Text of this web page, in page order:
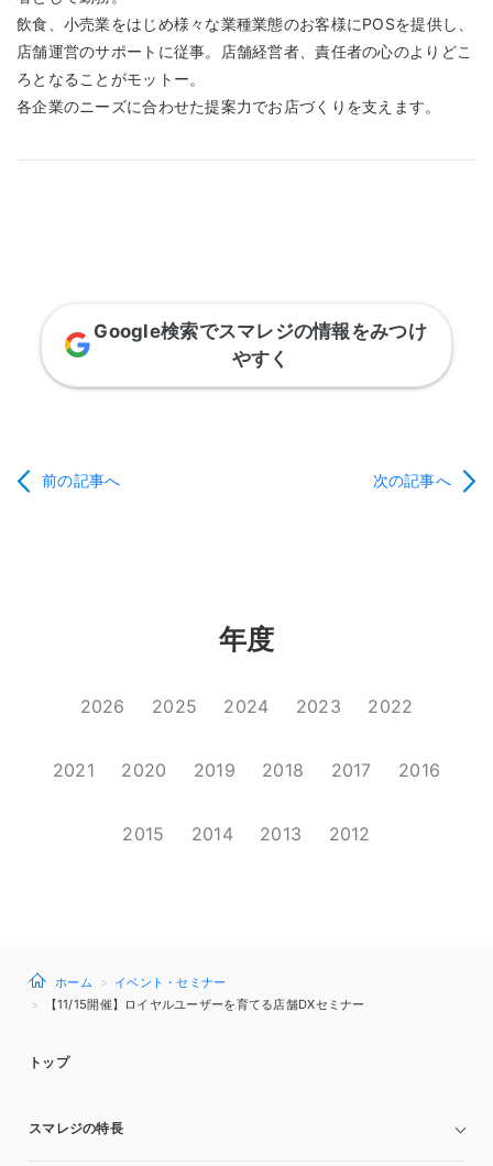
飲食、小売業をはじめ様々な業種業態のお客様にPOSを提供し、
店舗運営のサポートに従事。店舗経営者、責任者の心のよりどこ
ろとなることがモットー。
各企業のニーズに合わせた提案力でお店づくりを支えます。
Google検索でスマレジの情報をみつけ
やすく
前の記事へ 次の記事へ
年度
2026 2025 2024 2023 2022
2021 2020 2019 2018 2017 2016
2015 2014 2013 2012
ホーム
イベント・セミナー
【11/15開催】ロイヤルユーザーを育てる店舗DXセミナー
トップ
スマレジの特長